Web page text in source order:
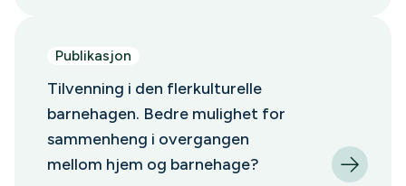
Publikasjon
Tilvenning i den flerkulturelle
barnehagen. Bedre mulighet for
sammenheng i overgangen
mellom hjem og barnehage?